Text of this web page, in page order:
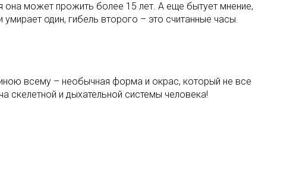
она может прожить более 15 лет. А еще бытует мнение,
один, гибель второго – это считанные часы.
всему – необычная форма и окрас, который не все
скелетной и дыхательной системы человека!